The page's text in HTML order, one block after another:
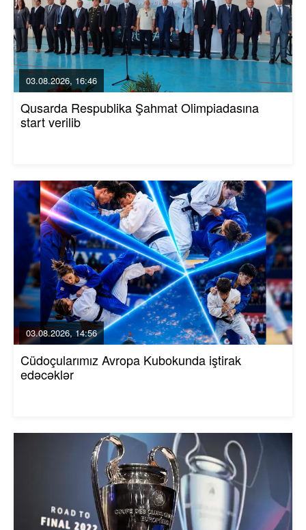
03.08.2026, 16:46
Qusarda Respublika Şahmat Olimpiadasına
start verilib
03.08.2026, 14:56
Cüdoçularımız Avropa Kubokunda iştirak
edəcəklər